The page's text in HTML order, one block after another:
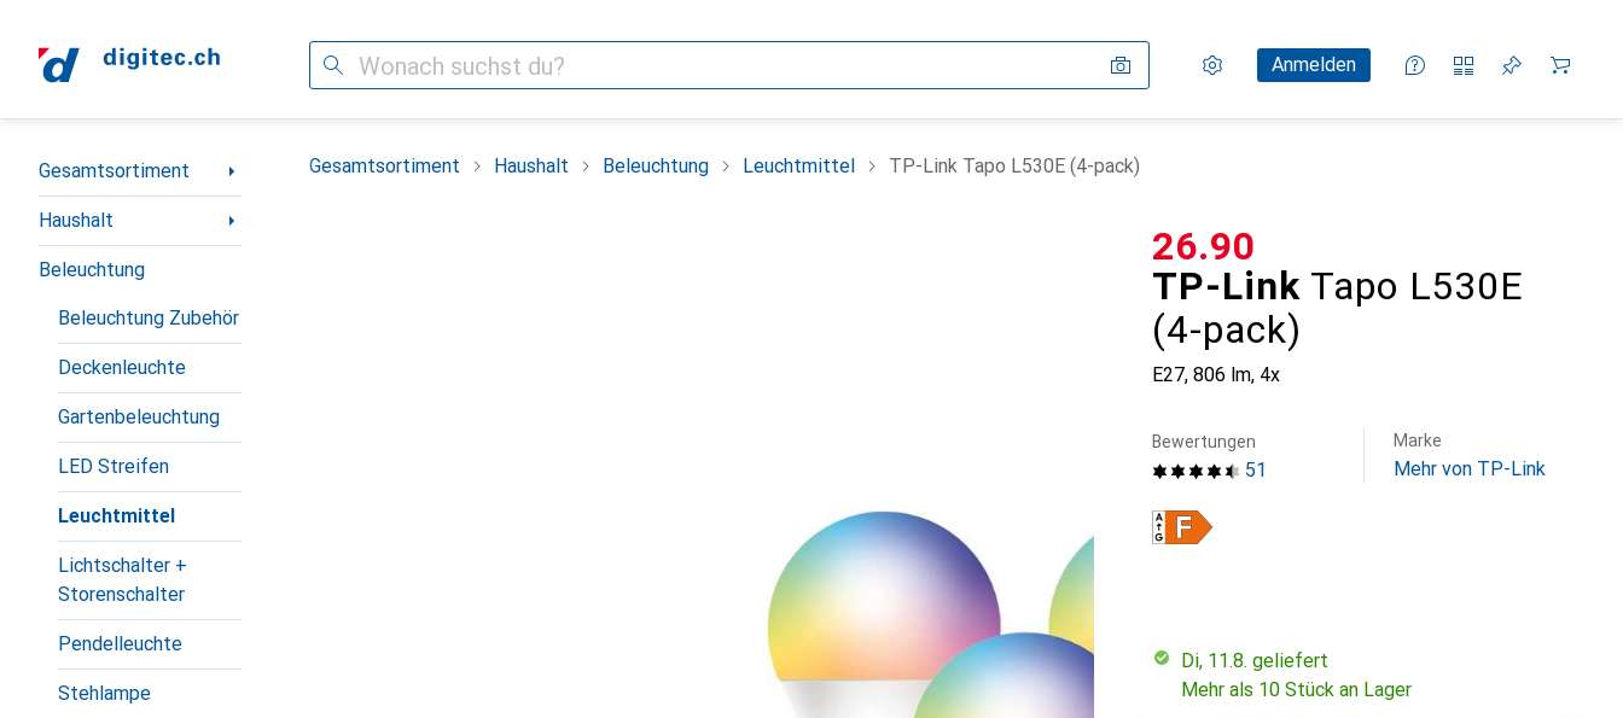
Suche Einstellungen
KundenkontoAnmelden
Vergleichslisten
Merklisten
Warenkorb
Navigation nach Kategorien
Gesamtsortiment
Haushalt
Beleuchtung
Beleuchtung Zubehör
Deckenleuchte
Gartenbeleuchtung
LED Streifen
Leuchtmittel
Lichtschalter +
Storenschalter
Pendelleuchte
Stehlampe
Gesamtsortiment Haushalt Beleuchtung Leuchtmittel TP-Link Tapo L530E (4-pack)
TP-Link Tapo L530E
(4-pack)
E27, 806 lm, 4x
CHF
26.90
51
Bewertungen Marke
Mehr von TP-Link
Di, 11.8. geliefert
Mehr als 10 Stück an Lager